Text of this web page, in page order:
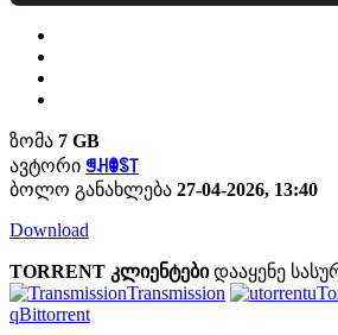
ზომა 7 GB
ავტორი ꁅꃅꂦꌗ꓄
ბოლო განახლება 27-04-2026, 13:40
Download
TORRENT კლიენტები დააყენე
Transmission
qBittorrent